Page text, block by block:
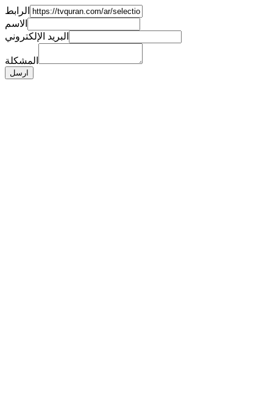
الرابط
الاسم
البريد الإلكتروني
المشكلة
ارسل